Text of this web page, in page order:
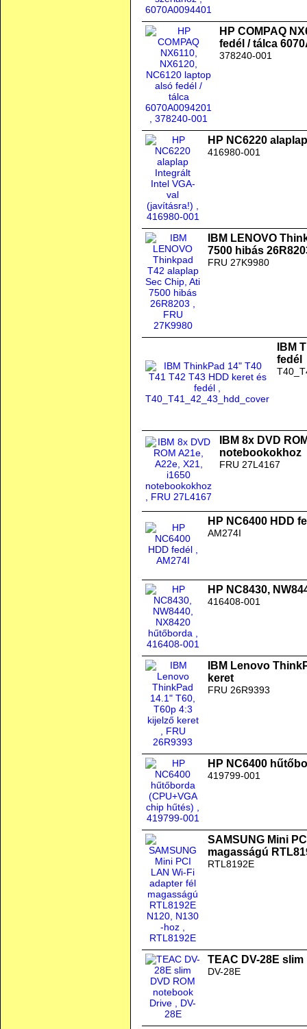
HP COMPAQ
fedél / tálca
378240-001
HP NC6220
416980-001
IBM LENOVO
7500 hibás
FRU 27K9980
IBM
fedél
IBM 8x DVD
notebookokhoz
FRU 27L4167
HP NC6400 HDD
AM274I
HP NC8430,
416408-001
IBM Lenovo
keret
FRU 26R9393
HP NC6400
419799-001
SAMSUNG Mini
magasságú
RTL8192E
TEAC DV-28E
DV-28E